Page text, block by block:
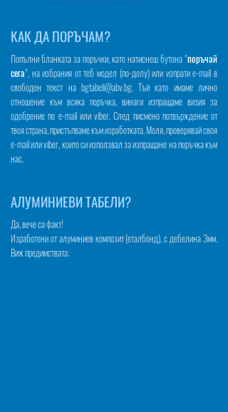
КАК ДА ПОРЪЧАМ?
Попълни бланката за поръчки, като натиснеш бутона "поръчай
сега", на избрания от теб модел (по-долу) или изпрати e-mail в
свободен текст на bgtabeli@abv.bg. Тъй като имаме лично
отношение към всяка поръчка, винаги изпращаме визия за
одобрение по e-mail или viber. След писмено потвърждение от
твоя страна, пристъпваме към изработката. Моля, проверявай своя
e-mail или viber, които си използвал за изпращане на поръчка към
нас.
АЛУМИНИЕВИ ТАБЕЛИ?
Да, вече са факт!
Изработени от алуминиев композит (еталбонд), с дебелина 3мм.
Виж предимствата: